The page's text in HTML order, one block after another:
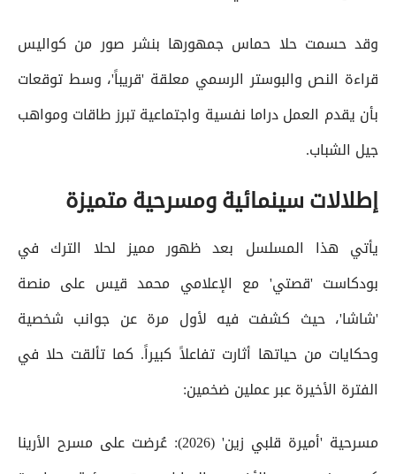
وقد حسمت حلا حماس جمهورها بنشر صور من كواليس
قراءة النص والبوستر الرسمي معلقة 'قريباً'، وسط توقعات
بأن يقدم العمل دراما نفسية واجتماعية تبرز طاقات ومواهب
جيل الشباب.
إطلالات سينمائية ومسرحية متميزة
يأتي هذا المسلسل بعد ظهور مميز لحلا الترك في
بودكاست 'قصتي' مع الإعلامي محمد قيس على منصة
'شاشا'، حيث كشفت فيه لأول مرة عن جوانب شخصية
وحكايات من حياتها أثارت تفاعلاً كبيراً. كما تألقت حلا في
الفترة الأخيرة عبر عملين ضخمين:
مسرحية 'أميرة قلبي زين' (2026): عُرضت على مسرح الأرينا